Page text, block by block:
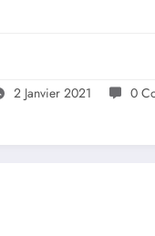
2 Janvier 2021 0